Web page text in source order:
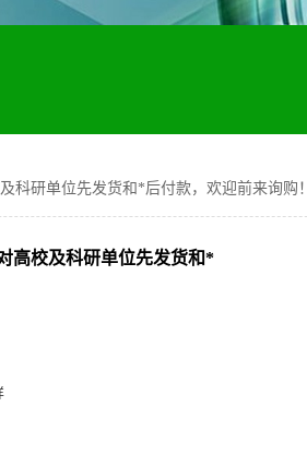
科研单位先发货和*后付款，欢迎前来询购！
高校及科研单位先发货和*